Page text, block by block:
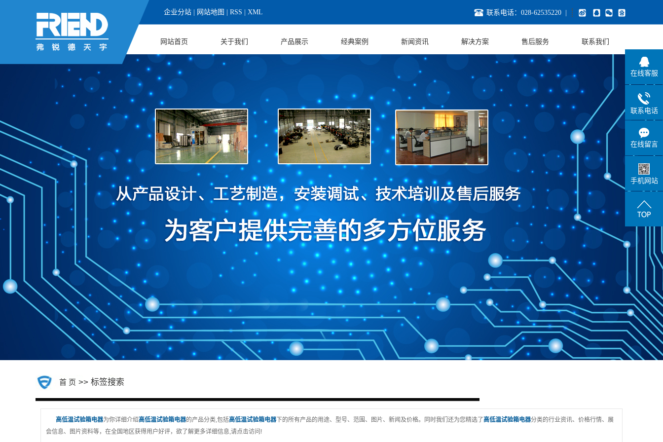
企业分站 网站地图 RSS XML 联系电话：028-62535220 |
网站首页 关于我们
公司介绍
企业文化
企业团队
联系我们
营业执照
产品展示
三综合试验箱
防爆设备
定制设备
其他设备
经典案例 新闻资讯
行业新闻
解决方案 售后服务 联系我们
首 页 >> 标签搜索
高低温试验箱电器为你详细介绍高低温试验箱电器的产品分类,包括高低温试验箱电器 下的所有产品的用途、型号、范围、图片、新闻及价格。同时我们还为您精选了 高低温试验箱电器分类的行业资讯、价格行情、展
会信息、图片资料等，在全国地区获得用户好评，欲了解更多详细信息,请点击访问!
在线客服
联系电话
在线留言
手机网站